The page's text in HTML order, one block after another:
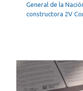
General de la
constructora 2V